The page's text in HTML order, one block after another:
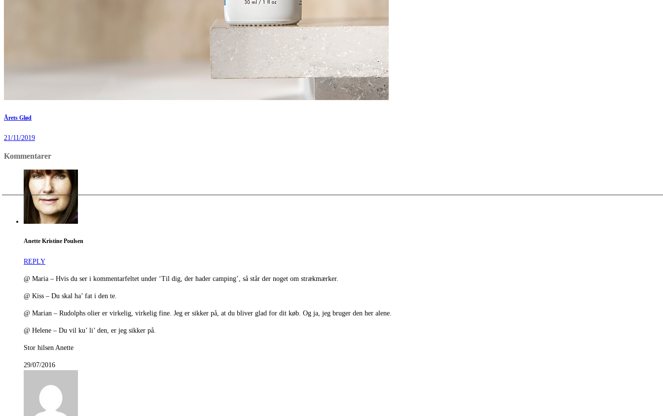
Årets Glød
21/11/2019
Kommentarer
Anette Kristine Poulsen
REPLY
@ Maria – Hvis du ser i kommentarfeltet under ‘Til dig, der hader camping’, så står der noget om strækmærker.
@ Kiss – Du skal ha’ fat i den te.
@ Marian – Rudolphs olier er virkelig, virkelig fine. Jeg er sikker på, at du bliver glad for dit køb. Og ja, jeg bruger den her alene.
@ Helene – Du vil ku’ li’ den, er jeg sikker på.
Stor hilsen Anette
29/07/2016